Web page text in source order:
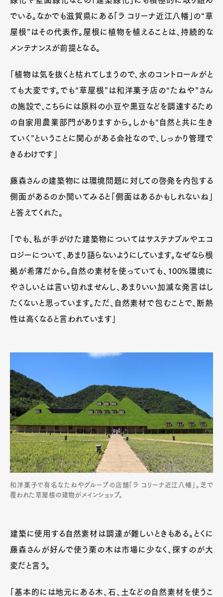
でいる。なかでも滋賀県にある「ラ コリーナ近江八幡」の“草
屋根”はその代表作。屋根に植物を植えることは、持続的な
メンテナンスが前提となる。
「植物は気を抜くと枯れてしまうので、水のコントロールがと
ても大変です。でも“草屋根”は和洋菓子店の“たねや”さん
の施設で、こちらには原料の小豆や黒豆などを調達するため
の自家用農業部門がありますから。しかも“自然と共に生き
ていく”ということに関心がある会社なので、しっかり管理で
きるわけです」
藤森さんの建築物には環境問題に対しての啓発を内包する
側面があるのか聞いてみると「側面はあるかもしれないね」
と答えてくれた。
「でも、私が手がけた建築物についてはサステナブルやエコ
ロジーについて、あまり語らないようにしています。なぜなら根
拠が希薄だから。自然の素材を使っていても、100%環境に
やさしいとは言い切れませんし、あまりいい加減な発言はし
たくないと思っています。ただ、自然素材で包むことで、断熱
性は高くなると言われています」
和洋菓子で有名なたねやグループの店舗「ラ コリーナ近江八幡」。芝で
覆われた草屋根の建物がメインショップ。
建築に使用する自然素材は調達が難しいときもある。とくに
藤森さんが好んで使う栗の木は市場に少なく、探すのが大
変だと言う。
「基本的には地元にある木、石、土などの自然素材を使うこ